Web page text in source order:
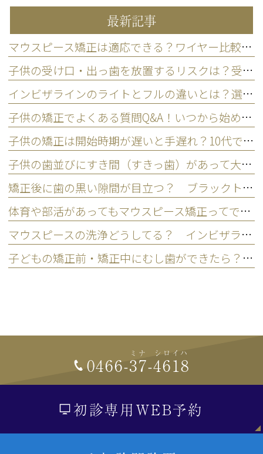
最新記事
マウスピース矯正は適応できる？ワイヤー比較と後悔しない選び方
子供の受け口・出っ歯を放置するリスクは？受診タイミングを解説
インビザラインのライトとフルの違いとは？選ぶ基準を歯科医師が解説
子供の矯正でよくある質問Q&A！いつから始める？費用や痛みの不安解消
子供の矯正は開始時期が遅いと手遅れ？10代で始めるメリット
子供の歯並びにすき間（すきっ歯）があって大丈夫？ 歯並びと発育空隙の考え方
矯正後に歯の黒い隙間が目立つ？ ブラックトライアングルの原因と対処法
体育や部活があってもマウスピース矯正ってできる？ 子どものスポーツ・運動への影響
マウスピースの洗浄どうしてる？ インビザラインの正しい洗い方
子どもの矯正前・矯正中にむし歯ができたら？ どっちの治療を先にするの？
0466-37
ミナ
-4618
シロイハ
初診専用WEB予約